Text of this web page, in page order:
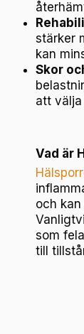
stärker
kan
Skor
att
Vad är
och
som
till